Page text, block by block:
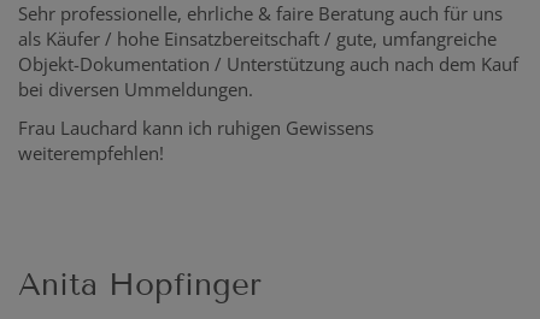
Sehr professionelle, ehrliche & faire Beratung auch für uns
als Käufer / hohe Einsatzbereitschaft / gute, umfangreiche
Objekt-Dokumentation / Unterstützung auch nach dem Kauf
bei diversen Ummeldungen.
Frau Lauchard kann ich ruhigen Gewissens
weiterempfehlen!
Anita Hopfinger